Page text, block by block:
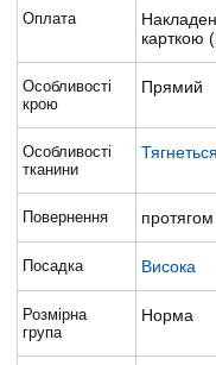
Оплата
карткою
Особливості
крою
Прямий
Особливості
тканини
Тягнеться
Повернення
Посадка Висока
Розмірна
група
Норма